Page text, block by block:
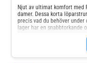
Njut av ultimat komfort med
damer. Dessa korta
precis vad du behöver
lager har en